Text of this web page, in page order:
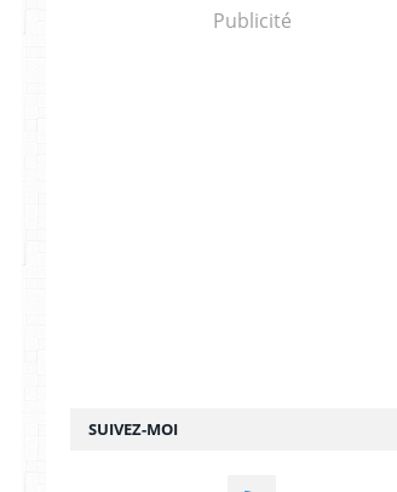
SUIVEZ-MOI
Publicité